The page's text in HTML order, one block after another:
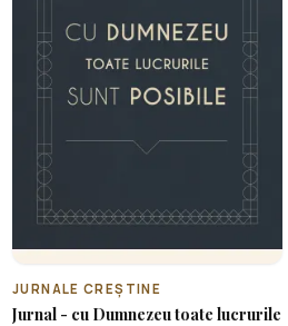
JURNALE CREȘTINE
Jurnal - cu Dumnezeu toate lucrurile